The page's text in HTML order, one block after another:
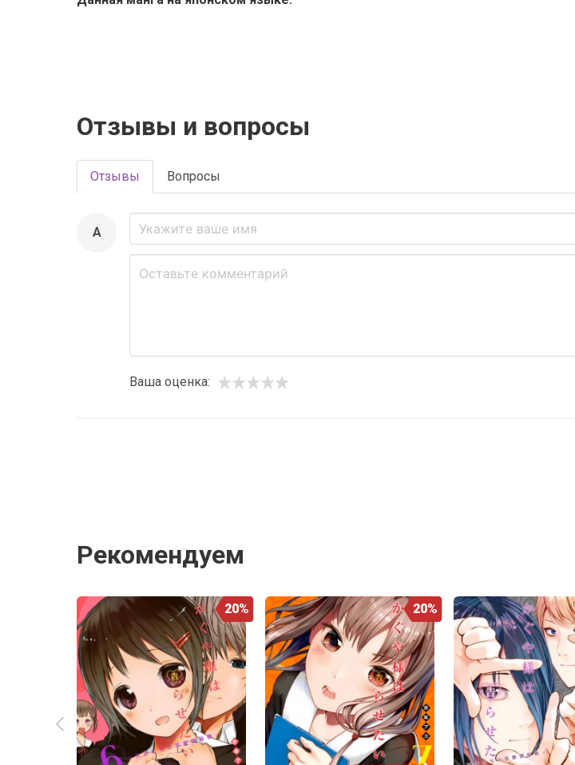
Отзывы и вопросы
Отзывы Вопросы
A
Ваша оценка:
Рекомендуем
20% 20%